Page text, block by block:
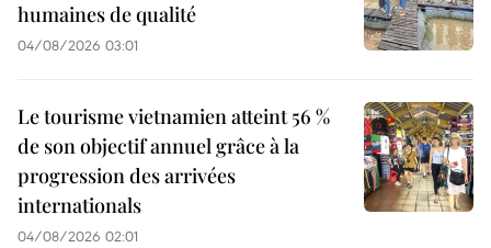
humaines de qualité
04/08/2026 03:01
Le tourisme vietnamien atteint 56 %
de son objectif annuel grâce à la
progression des arrivées
internationals
04/08/2026 02:01